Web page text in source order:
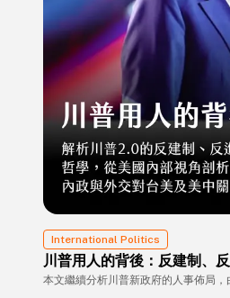
International Politics
川普用人的背後：反建制、
本文繼續分析川普新政府的人事佈局